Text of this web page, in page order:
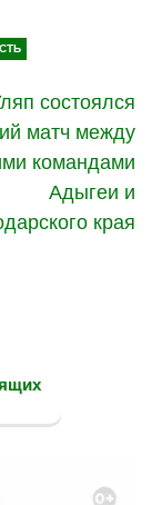
состоялся
матч между
командами
Адыгеи и
края